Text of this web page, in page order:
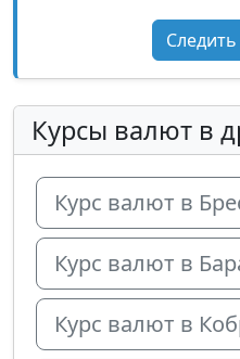
Курсы валют в
Курс валют в
Курс валют в
Курс валют в